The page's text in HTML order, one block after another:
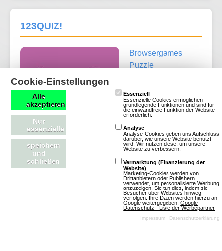
123QUIZ!
Browsergames
Puzzle
Klassisch
Play
Mehr über 123QUIZ!
Cookie-Einstellungen
Alle
akzeptieren
Nur
essenzielle
speichern
und
schließen
Essenziell
Essenzielle Cookies ermöglichen
grundlegende Funktionen und sind für
die einwandfreie Funktion der Website
erforderlich.
Analyse
Analyse-Cookies geben uns Aufschluss
darüber, wie unsere Website benutzt
wird. Wir nutzen diese, um unsere
Website zu verbessern.
Vermarktung (Finanzierung der
Website)
Marketing-Cookies werden von
Drittanbietern oder Publishern
verwendet, um personalisierte Werbung
anzuzeigen. Sie tun dies, indem sie
Besucher über Websites hinweg
verfolgen. Ihre Daten werden hierzu an
Google weitergegeben.Google
Datenschutz - Liste der Werbepartner
Impressum | Datenschutzerklärung